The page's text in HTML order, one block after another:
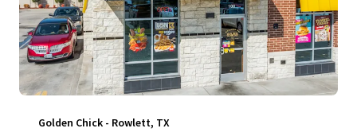
Golden Chick - Rowlett, TX